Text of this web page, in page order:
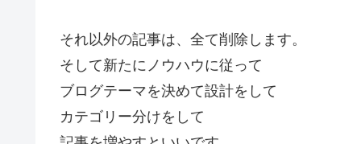
それ以外の記事は、全て削除します。
そして新たにノウハウに従って
ブログテーマを決めて設計をして
カテゴリー分けをして